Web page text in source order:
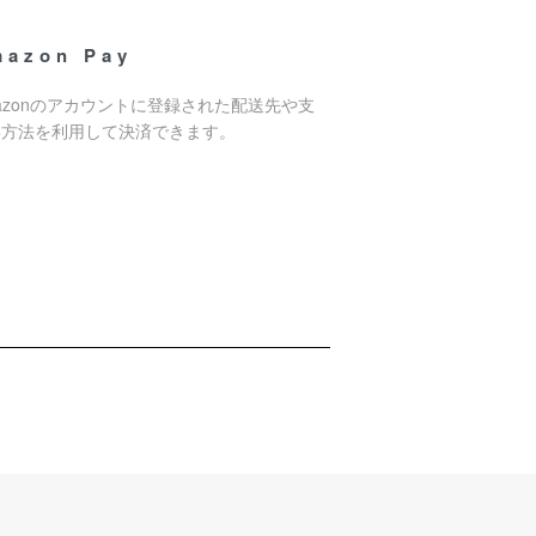
Pay
のアカウントに登録された配送先や支
法を利用して決済できます。